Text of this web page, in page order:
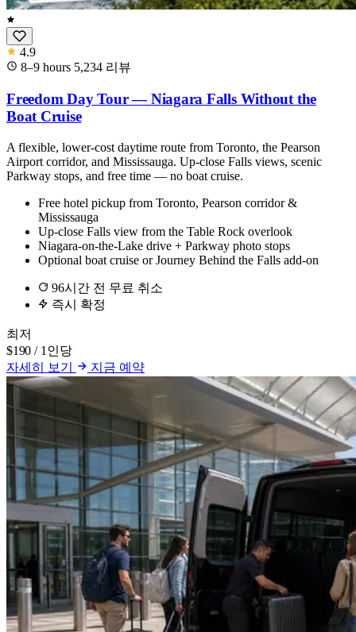
4.9
8–9 hours 5,234 리뷰
Freedom Day Tour — Niagara Falls Without the
Boat Cruise
A flexible, lower-cost daytime route from Toronto, the Pearson
Airport corridor, and Mississauga. Up-close Falls views, scenic
Parkway stops, and free time — no boat cruise.
Free hotel pickup from Toronto, Pearson corridor &
Mississauga
Up-close Falls view from the Table Rock overlook
Niagara-on-the-Lake drive + Parkway photo stops
Optional boat cruise or Journey Behind the Falls add-on
96시간 전 무료 취소
즉시 확정
최저
$190 / 1인당
자세히 보기
지금 예약